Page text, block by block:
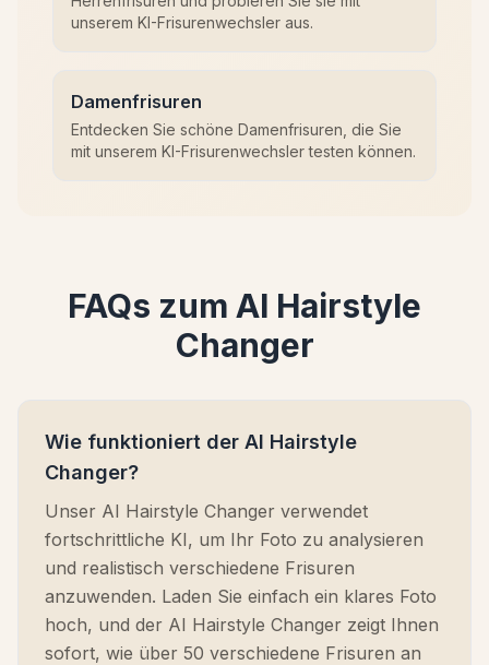
unserem KI-Frisurenwechsler aus.
Damenfrisuren
Entdecken Sie schöne Damenfrisuren, die Sie
mit unserem KI-Frisurenwechsler testen können.
FAQs zum AI Hairstyle
Changer
Wie funktioniert der AI Hairstyle
Changer?
Unser AI Hairstyle Changer verwendet
fortschrittliche KI, um Ihr Foto zu analysieren
und realistisch verschiedene Frisuren
anzuwenden. Laden Sie einfach ein klares Foto
hoch, und der AI Hairstyle Changer zeigt Ihnen
sofort, wie über 50 verschiedene Frisuren an